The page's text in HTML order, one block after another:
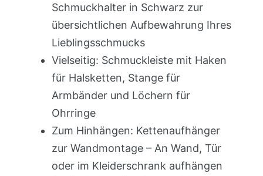
Schmuckhalter in Schwarz zur
übersichtlichen Aufbewahrung Ihres
Lieblingsschmucks
Vielseitig: Schmuckleiste mit Haken
für Halsketten, Stange für
Armbänder und Löchern für
Ohrringe
Zum Hinhängen: Kettenaufhänger
zur Wandmontage – An Wand, Tür
oder im Kleiderschrank aufhängen